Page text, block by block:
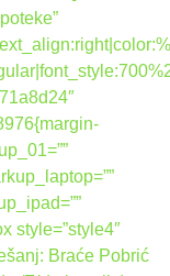
style=”style4″
Braće Pobrić